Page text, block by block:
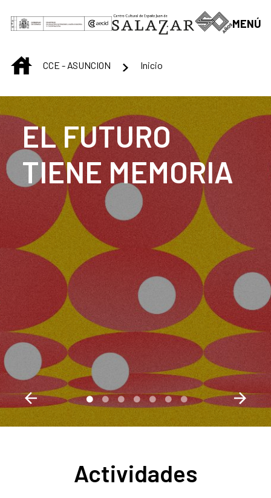
Saltar al contenido principal
MENÚ
INICIOCCE - ASUNCION Inicio
EL FUTURO
TIENE MEMORIA
Actividades